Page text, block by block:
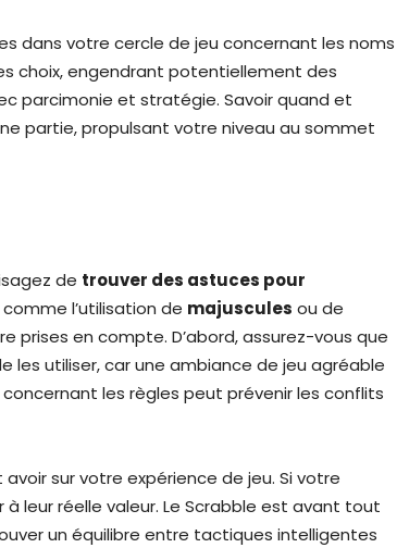
dans votre cercle de jeu concernant les noms
choix, engendrant potentiellement des
parcimonie et stratégie. Savoir quand et
partie, propulsant votre niveau au sommet
de trouver des astuces pour
l’utilisation de majuscules ou de
prises en compte. D’abord, assurez-vous que
utiliser, car une ambiance de jeu agréable
les règles peut prévenir les conflits
sur votre expérience de jeu. Si votre
leur réelle valeur. Le Scrabble est avant tout
un équilibre entre tactiques intelligentes